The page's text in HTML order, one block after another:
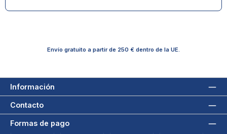
Envío gratuito a partir de 250 € dentro de la UE.
Información
Contacto
Formas de pago